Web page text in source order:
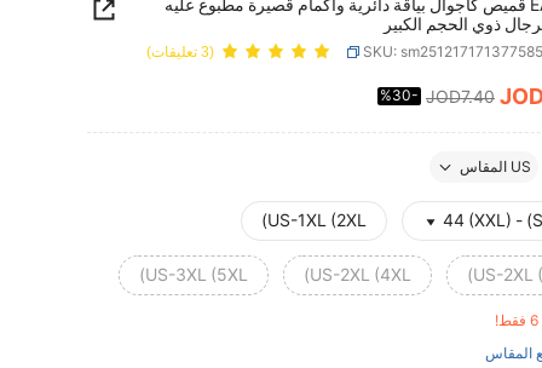
EASEVO قميص كاجوال بياقة دائرية وأكمام قصيرة مطبوع عليه
ذوي الحجم الكبير
SKU: (3 تعليقات)
PRICE AND JOD7.40
%30-
US المقاس
US-1XL (2XL)
US-2XL
US-2XL (4XL)
US-3XL (5XL)
المقاس